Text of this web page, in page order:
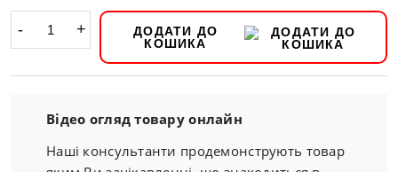
- +
ДОДАТИ ДО
КОШИКА
Відео огляд товару онлайн
Наші консультанти продемонструють товар